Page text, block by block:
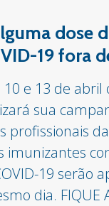
dose
19 fora
10 e 13 de abril
sua
profissionais
imunizantes
19 serão
dia. FIQUE